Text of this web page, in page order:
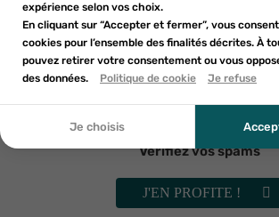
PHYTO
PhytoColor 9.8 blond très clair
beige coloration permanente
6€62
Lazartigue
coloration
6
add_circle_outline
Créer une nouvelle liste
Annuler
Créer une liste d'envies
Annuler
Connexion
expérience selon vos choix.
En cliquant sur “Accepter et fermer”, vous
cookies pour l’ensemble des finalités décrites. À
pouvez retirer votre consentement ou vous
des données.
Politique de cookie Je refuse
Je choisis
En soumettant ce formulaire, j'accepte
informations saisies soient utilisées
ma demande et de la relation
découler. Vous référer à la politique de
Vérifiez vos spams
J'EN PROFITE !